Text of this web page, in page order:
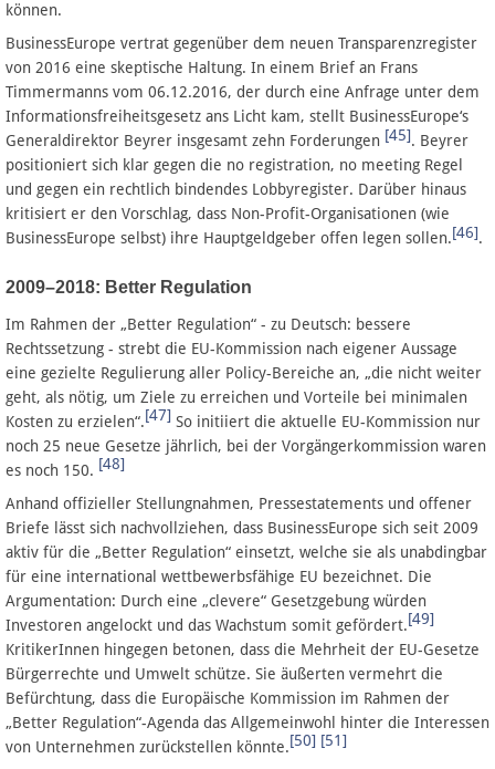
können.
BusinessEurope vertrat gegenüber dem neuen Transparenzregister
von 2016 eine skeptische Haltung. In einem Brief an Frans
Timmermanns vom 06.12.2016, der durch eine Anfrage unter dem
Informationsfreiheitsgesetz ans Licht kam, stellt BusinessEurope‘s
Generaldirektor Beyrer insgesamt zehn Forderungen [45]. Beyrer
positioniert sich klar gegen die no registration, no meeting Regel
und gegen ein rechtlich bindendes Lobbyregister. Darüber hinaus
kritisiert er den Vorschlag, dass Non-Profit-Organisationen (wie
BusinessEurope selbst) ihre Hauptgeldgeber offen legen sollen.[46].
2009–2018: Better Regulation
Im Rahmen der „Better Regulation“ - zu Deutsch: bessere
Rechtssetzung - strebt die EU-Kommission nach eigener Aussage
eine gezielte Regulierung aller Policy-Bereiche an, „die nicht weiter
geht, als nötig, um Ziele zu erreichen und Vorteile bei minimalen
Kosten zu erzielen“.[47] So initiiert die aktuelle EU-Kommission nur
noch 25 neue Gesetze jährlich, bei der Vorgängerkommission waren
es noch 150. [48]
Anhand offizieller Stellungnahmen, Pressestatements und offener
Briefe lässt sich nachvollziehen, dass BusinessEurope sich seit 2009
aktiv für die „Better Regulation“ einsetzt, welche sie als unabdingbar
für eine international wettbewerbsfähige EU bezeichnet. Die
Argumentation: Durch eine „clevere“ Gesetzgebung würden
Investoren angelockt und das Wachstum somit gefördert.[49]
KritikerInnen hingegen betonen, dass die Mehrheit der EU-Gesetze
Bürgerrechte und Umwelt schütze. Sie äußerten vermehrt die
Befürchtung, dass die Europäische Kommission im Rahmen der
„Better Regulation“-Agenda das Allgemeinwohl hinter die Interessen
von Unternehmen zurückstellen könnte.[50] [51]